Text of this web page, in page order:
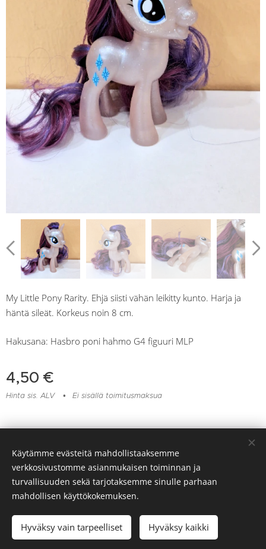
My Little Pony Rarity. Ehjä siisti vähän leikitty kunto. Harja ja
häntä sileät. Korkeus noin 8 cm.
Hakusana: Hasbro poni hahmo G4 figuuri MLP
4,50 €
Hinta sis. ALV Ei sisällä toimitusmaksua
Lisää ostoskoriin
Lelu- ja muovikorjaamo Huomentamuovi, Viitaankulmantie 373,
Ylöjärvi, 045 217 6604
Evästeet
Käytämme evästeitä mahdollistaaksemme
verkkosivustomme asianmukaisen toiminnan ja
turvallisuuden sekä tarjotaksemme sinulle parhaan
mahdollisen käyttökokemuksen.
Hyväksy vain tarpeelliset Hyväksy kaikki